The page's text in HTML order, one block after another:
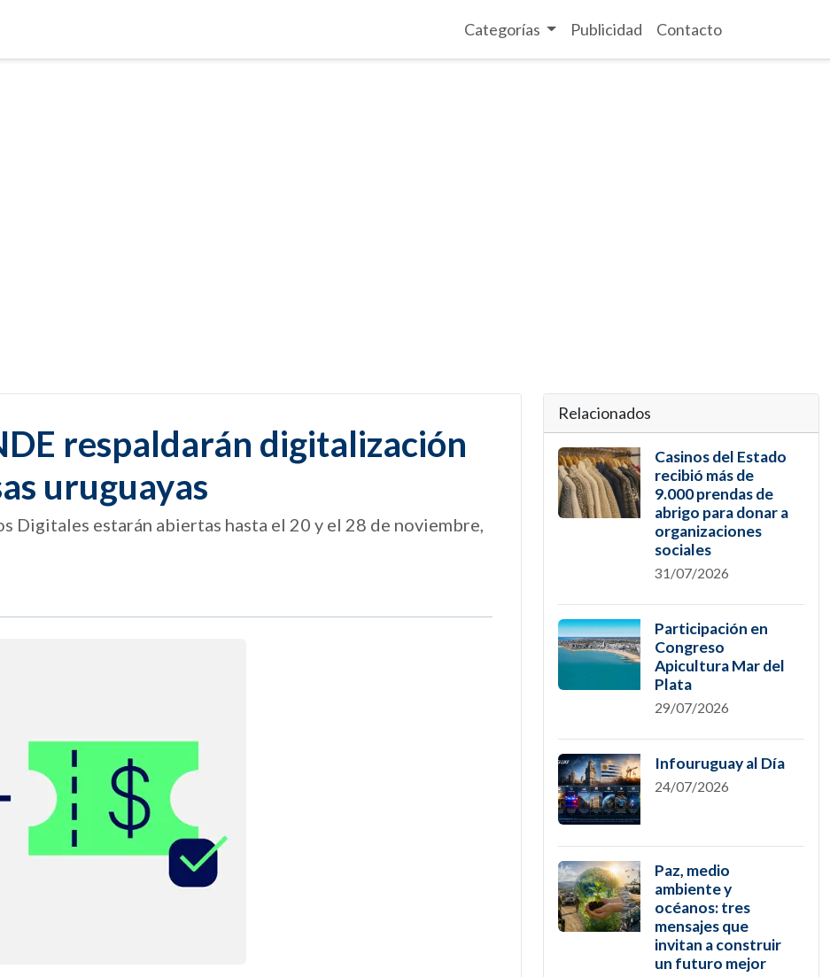
Categorías Publicidad Contacto
respaldarán digitalización
uruguayas
Digitales estarán abiertas hasta el 20 y el 28 de noviembre,
Relacionados
Casinos del Estado
recibió más de
9.000 prendas de
abrigo para donar a
organizaciones
sociales
31/07/2026
Participación en
Congreso
Apicultura Mar del
Plata
29/07/2026
Infouruguay al Día
24/07/2026
Paz, medio
ambiente y
océanos: tres
mensajes que
invitan a construir
un futuro mejor